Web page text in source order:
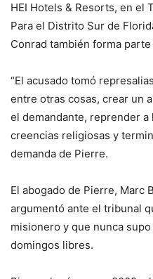
HEI Hotels & Resorts, en el
Para el Distrito Sur de
Conrad también forma
“El acusado tomó
entre otras cosas, crear un
el demandante, reprender a
creencias religiosas y
demanda de Pierre.
El abogado de Pierre, Marc
argumentó ante el tribunal
misionero y que nunca
domingos libres.